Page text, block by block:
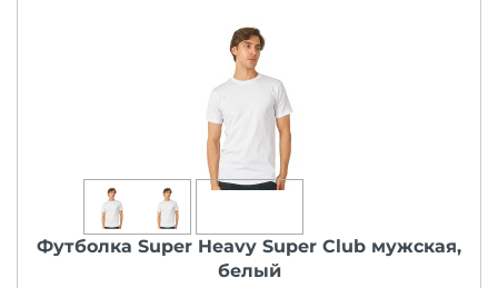
Футболка Super Heavy Super Club мужская,
белый